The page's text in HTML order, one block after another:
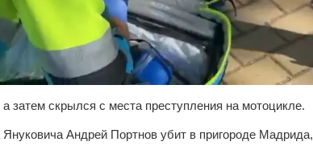
затем скрылся с места преступления на мотоцикле.
Андрей Портнов убит в пригороде Мадрида,